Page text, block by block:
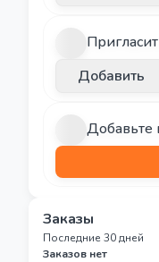
Добавить
Добавьте
Заказы
Последние 30 дней
Заказов нет